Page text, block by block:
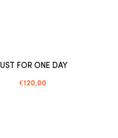
JUST FOR ONE DAY
€120,00